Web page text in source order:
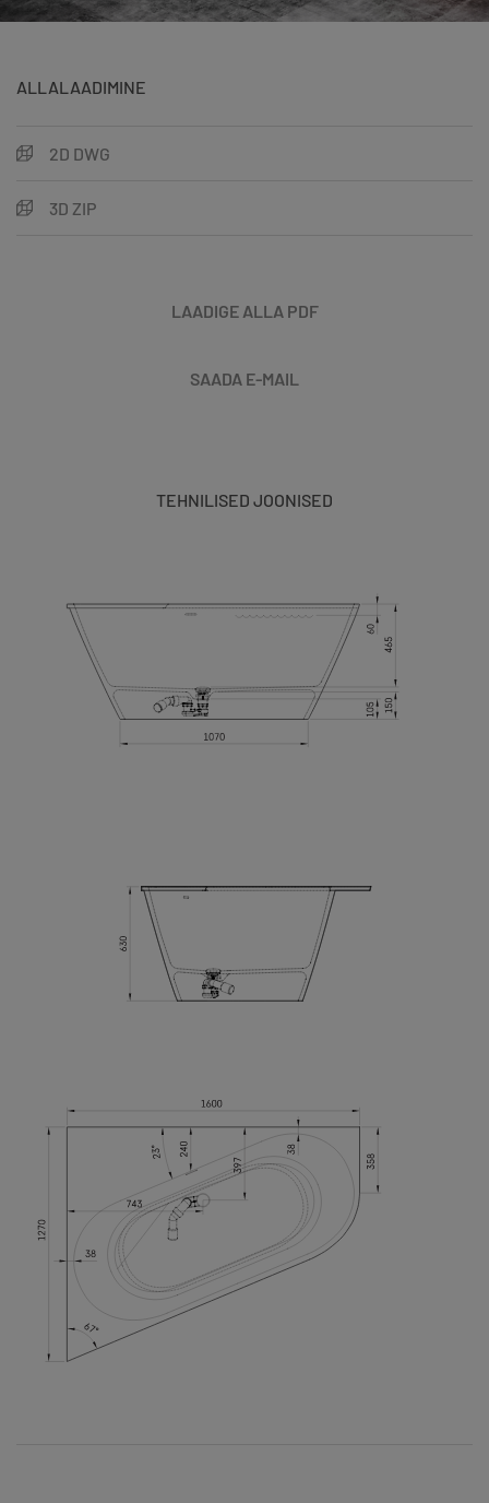
ALLALAADIMINE
2D DWG
3D ZIP
LAADIGE ALLA PDF
SAADA E-MAIL
TEHNILISED JOONISED